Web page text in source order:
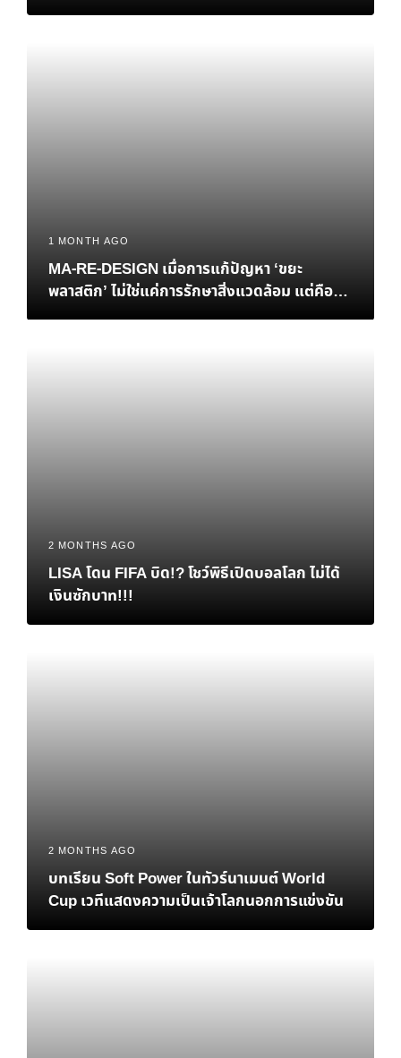
1 MONTH AGO
MA-RE-DESIGN เมื่อการแก้ปัญหา ‘ขยะ
พลาสติก’ ไม่ใช่แค่การรักษาสิ่งแวดล้อม แต่คือ
‘ทางรอด’ ทางเศรษฐกิจของไทย
2 MONTHS AGO
LISA โดน FIFA บิด!? โชว์พิธีเปิดบอลโลก ไม่ได้
เงินซักบาท!!!
2 MONTHS AGO
บทเรียน Soft Power ในทัวร์นาเมนต์ World
Cup เวทีแสดงความเป็นเจ้าโลกนอกการแข่งขัน